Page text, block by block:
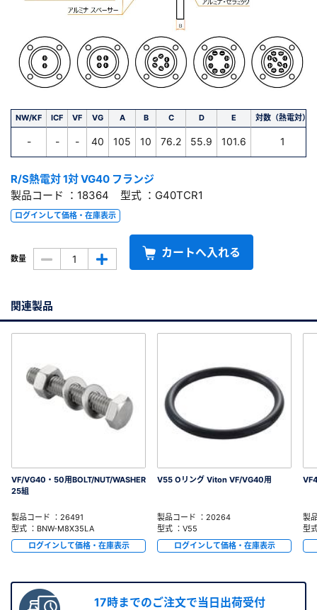
NW/KF ICF VF VG A B C D E 対数（熱電対）
- - - 40 105 10 76.2 55.9 101.6 1
R/S熱電対 1対 VG40 フランジ
製品コード ：18364 型式 ：G40TCR1
ログインして価格・在庫表示
数量 カートへ入れる
関連製品
VF/VG40・50用BOLT/NUT/WASHER
25組
製品コード ：26491
型式 ：BNW-M8X35LA
ログインして価格・在庫表示
V55 Oリング Viton VF/VG40用
製品コード ：20264
型式 ：V55
ログインして価格・在庫表示
製
型
17時までのご注文で当日出荷受付